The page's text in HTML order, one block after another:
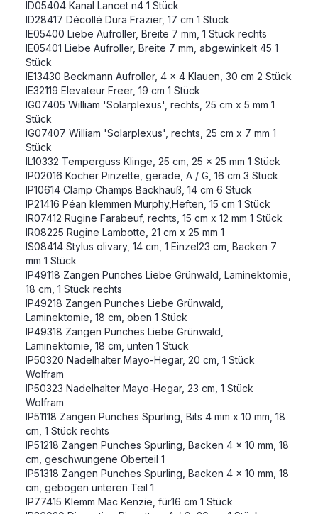
ID05404 Kanal Lancet n4 1 Stück
ID28417 Décollé Dura Frazier, 17 cm 1 Stück
IE05400 Liebe Aufroller, Breite 7 mm, 1 Stück rechts
IE05401 Liebe Aufroller, Breite 7 mm, abgewinkelt 45 1
Stück
IE13430 Beckmann Aufroller, 4 x 4 Klauen, 30 cm 2 Stück
IE32119 Elevateur Freer, 19 cm 1 Stück
IG07405 William 'Solarplexus', rechts, 25 cm x 5 mm 1
Stück
IG07407 William 'Solarplexus', rechts, 25 cm x 7 mm 1
Stück
IL10332 Temperguss Klinge, 25 cm, 25 x 25 mm 1 Stück
IP02016 Kocher Pinzette, gerade, A / G, 16 cm 3 Stück
IP10614 Clamp Champs Backhauß, 14 cm 6 Stück
IP21416 Péan klemmen Murphy,Heften, 15 cm 1 Stück
IR07412 Rugine Farabeuf, rechts, 15 cm x 12 mm 1 Stück
IR08225 Rugine Lambotte, 21 cm x 25 mm 1
IS08414 Stylus olivary, 14 cm, 1 Einzel23 cm, Backen 7
mm 1 Stück
IP49118 Zangen Punches Liebe Grünwald, Laminektomie,
18 cm, 1 Stück rechts
IP49218 Zangen Punches Liebe Grünwald,
Laminektomie, 18 cm, oben 1 Stück
IP49318 Zangen Punches Liebe Grünwald,
Laminektomie, 18 cm, unten 1 Stück
IP50320 Nadelhalter Mayo-Hegar, 20 cm, 1 Stück
Wolfram
IP50323 Nadelhalter Mayo-Hegar, 23 cm, 1 Stück
Wolfram
IP51118 Zangen Punches Spurling, Bits 4 mm x 10 mm, 18
cm, 1 Stück rechts
IP51218 Zangen Punches Spurling, Backen 4 x 10 mm, 18
cm, geschwungene Oberteil 1
IP51318 Zangen Punches Spurling, Backen 4 x 10 mm, 18
cm, gebogen unteren Teil 1
IP77415 Klemm Mac Kenzie, für16 cm 1 Stück